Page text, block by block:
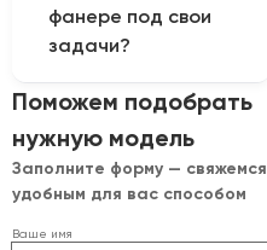
дыма. Соблюдение этих
требований
каждом запуске.
фанере под свои
задачи?
Подбор выполняют по
сорт и породу фанеры,
тип покрытия, размер
маркировки,
серийность и
Поможем подобрать
нужную модель
Заполните форму — свяжемся
удобным для вас способом
Ваше имя